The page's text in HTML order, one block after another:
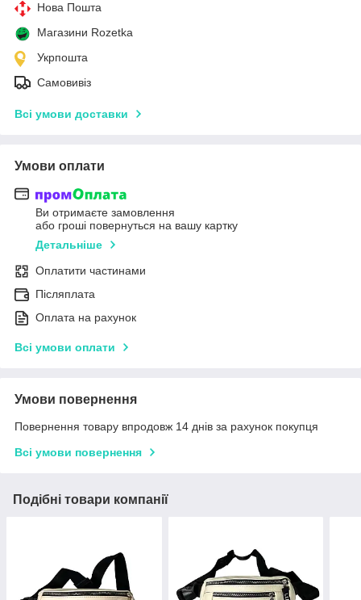
Нова Пошта
Магазини Rozetka
Укрпошта
Самовивіз
Всі умови доставки
Умови оплати
Ви отримаєте замовлення
або гроші повернуться на вашу картку
Детальніше
Оплатити частинами
Післяплата
Оплата на рахунок
Всі умови оплати
Умови повернення
Повернення товару впродовж 14 днів за рахунок покупця
Всі умови повернення
Подібні товари компанії